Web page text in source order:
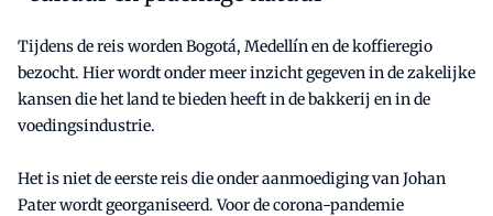
Tijdens de reis worden Bogotá, Medellín en de koffieregio
bezocht. Hier wordt onder meer inzicht gegeven in de zakelijke
kansen die het land te bieden heeft in de bakkerij en in de
voedingsindustrie.
Het is niet de eerste reis die onder aanmoediging van Johan
Pater wordt georganiseerd. Voor de corona-pandemie